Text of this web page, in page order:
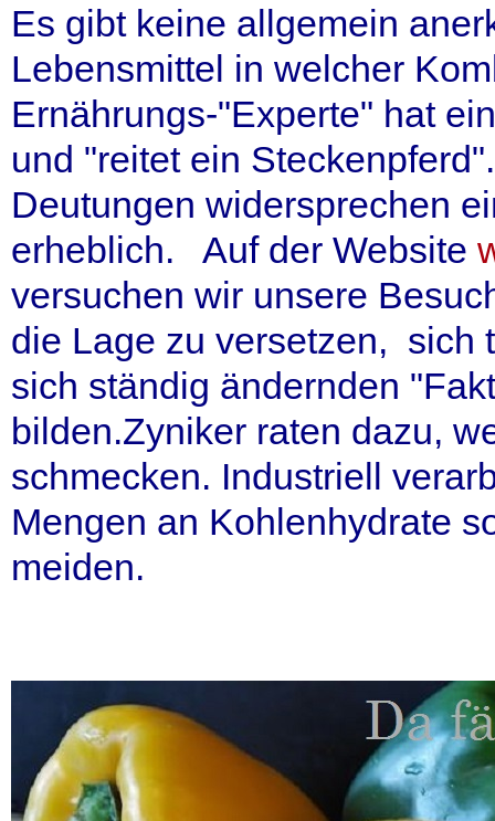
Es gibt keine allgemein
Lebensmittel in welcher
Ernährungs-"Experte" hat
und "reitet ein
Deutungen widersprechen
erheblich. Auf der Website
versuchen wir unsere
die Lage zu versetzen, sich
sich ständig ändernden
bilden.Zyniker raten dazu,
schmecken. Industriell
Mengen an Kohlenhydrate
meiden.